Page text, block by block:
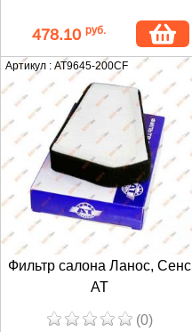
478.10 руб.
Артикул : AT9645-200CF
Фильтр салона Ланос, Сенс
AT
(0)